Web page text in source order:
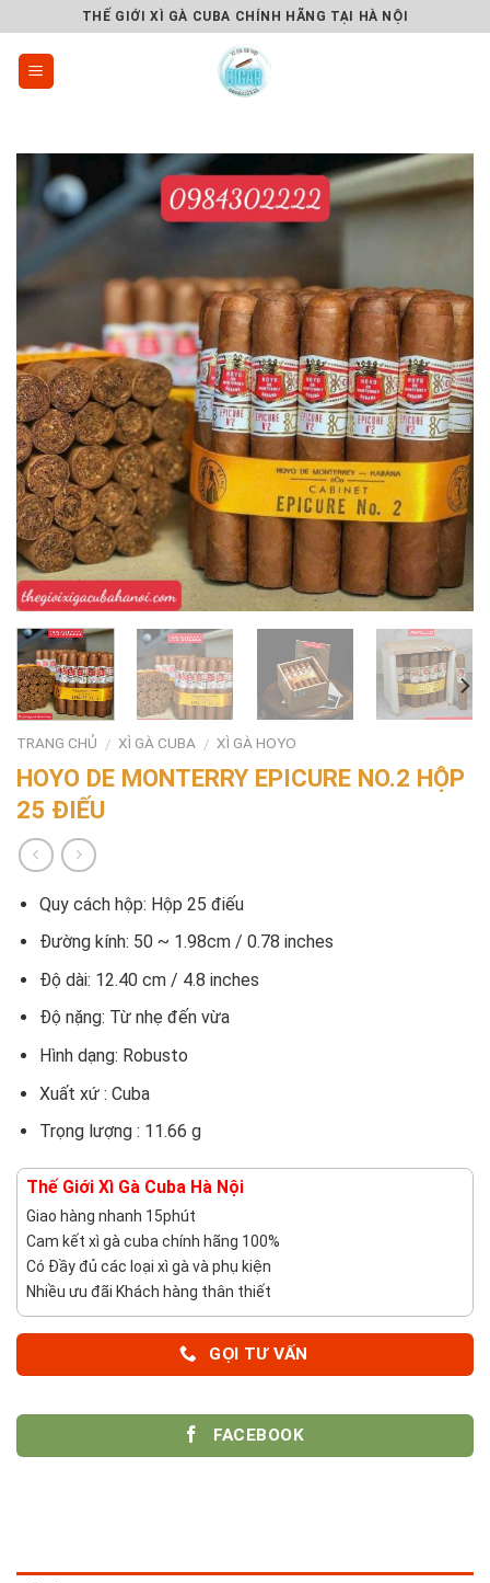
to
content
THẾ GIỚI XÌ GÀ CUBA CHÍNH HÃNG TẠI HÀ NỘI
TRANG CHỦ / XÌ GÀ CUBA / XÌ GÀ HOYO
HOYO DE MONTERRY EPICURE NO.2 HỘP
25 ĐIẾU
Quy cách hộp: Hộp 25 điếu
Đường kính: 50 ~ 1.98cm / 0.78 inches
Độ dài: 12.40 cm / 4.8 inches
Độ nặng: Từ nhẹ đến vừa
Hình dạng: Robusto
Xuất xứ : Cuba
Trọng lượng : 11.66 g
Thế Giới Xì Gà Cuba Hà Nội
Giao hàng nhanh 15phút
Cam kết xì gà cuba chính hãng 100%
Có Đầy đủ các loại xì gà và phụ kiện
Nhiều ưu đãi Khách hàng thân thiết
GỌI TƯ VẤN
FACEBOOK